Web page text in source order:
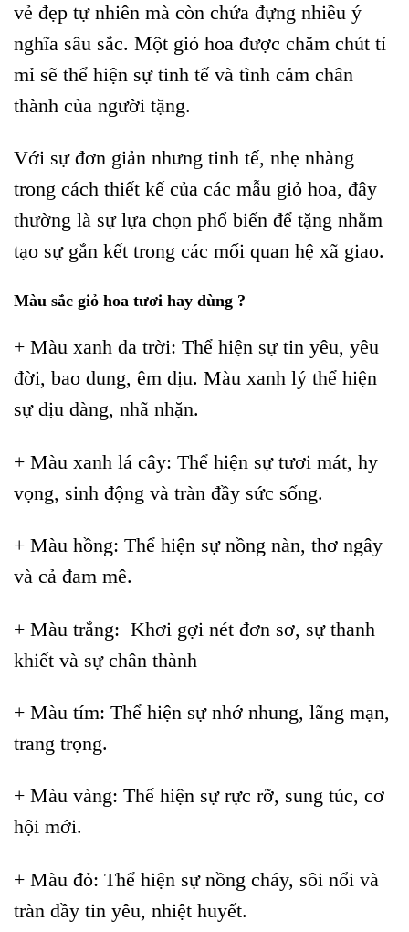
vẻ đẹp tự nhiên mà còn chứa đựng nhiều ý
nghĩa sâu sắc. Một giỏ hoa được chăm chút tỉ
mỉ sẽ thể hiện sự tinh tế và tình cảm chân
thành của người tặng.
Với sự đơn giản nhưng tinh tế, nhẹ nhàng
trong cách thiết kế của các mẫu giỏ hoa, đây
thường là sự lựa chọn phổ biến để tặng nhằm
tạo sự gắn kết trong các mối quan hệ xã giao.
Màu sắc giỏ hoa tươi hay dùng ?
+ Màu xanh da trời: Thể hiện sự tin yêu, yêu
đời, bao dung, êm dịu. Màu xanh lý thể hiện
sự dịu dàng, nhã nhặn.
+ Màu xanh lá cây: Thể hiện sự tươi mát, hy
vọng, sinh động và tràn đầy sức sống.
+ Màu hồng: Thể hiện sự nồng nàn, thơ ngây
và cả đam mê.
+ Màu trắng: Khơi gợi nét đơn sơ, sự thanh
khiết và sự chân thành
+ Màu tím: Thể hiện sự nhớ nhung, lãng mạn,
trang trọng.
+ Màu vàng: Thể hiện sự rực rỡ, sung túc, cơ
hội mới.
+ Màu đỏ: Thể hiện sự nồng cháy, sôi nổi và
tràn đầy tin yêu, nhiệt huyết.